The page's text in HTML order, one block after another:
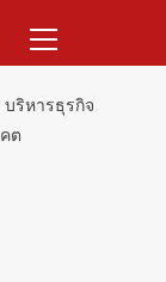
Menu
บริหารธุรกิจ
ต